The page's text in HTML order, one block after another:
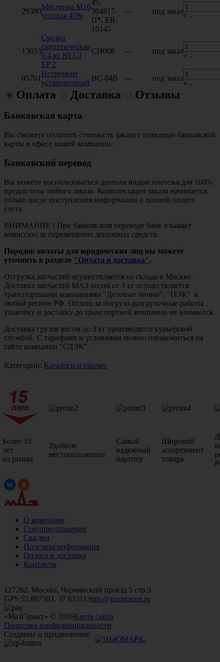
29380
Масленка М10
угловая 45%
45,
304817-
П*, ER-
10145
— под заказ
+ -
13033
Смазка
синтетическая
0.4 кг NLGI
EP 2
CH008 — под заказ
+ -
05701
Иструмент
установочный
ВС-04В — под заказ
+ -
Оплата Доставка Отзывы
Банковская карта
Вы сможете оплатить стоимость заказа с помощью банковской
карты в офисе нашей компании.
Банковский перевод
Вы можете воспользоваться данным видом платежа для 100%
предоплаты любого заказа. Комплектация заказа начинается
только после поступления информации о полной оплате
счета.
ВНИМАНИЕ ! При банковском переводе банк взымает
комиссию за перемещение денежных средств.
Порядок оплаты для юридических лиц вы можете
уточнить в разделе "Оплата и доставка".
Отгрузка запчастей осуществляется со склада в Москве.
Доставка запчастей МАЗ весом от 3 кг осуществляется
транспортными компаниями "Деловые линии", "ПЭК" в
любой регион РФ. Оплата за погрузо-разгрузочные работы ,
упаковку и доставку до транспортной компании не взимается.
Доставка грузов весом до 3 кг производятся курьерской
службой. С тарифами и условиями можно ознакомиться на
сайте компании "СДЭК".
Категории: Каталоги и прочее
Более 15
лет
на рынке
Удобное
местоположение
Самый
надежный
партнер
Широкий
ассортимент
товара
О компании
Спецпредложения
Скидки
Полезная информация
Оплата и доставка
Контакты
127282, Москва, Чермянский проезд 5 стр.3
GPS 55.887503, 37.633113info@mazgarant.ru
«МазГарант» © 2026Карта сайта
Политика конфиденциальности
Создание и продвижение